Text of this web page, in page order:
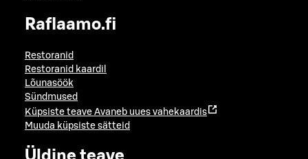
Raflaamo.fi
Restoranid
Restoranid kaardil
Lõunasöök
Sündmused
Küpsiste teave Avaneb uues vahekaardis
Muuda küpsiste sätteid